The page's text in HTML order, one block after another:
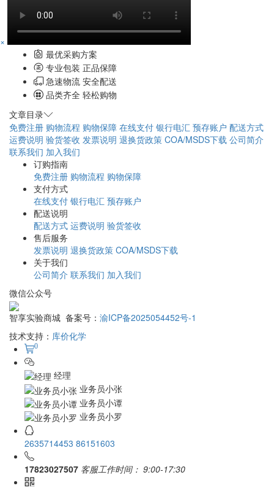
最优采购方案
专业包装 正品保障
急速物流 安全配送
品类齐全 轻松购物
文章目录
免费注册 购物流程 购物保障
运费说明 验货签收
联系我们 加入我们
订购指南
免费注册 购物流程
支付方式
在线支付 银行电汇 预存账户
配送说明
配送方式 运费说明 验货签收
售后服务
发票说明 退换货政策 COA/MSDS下载
关于我们
公司简介 联系我们 加入我们
微信公众号
智享实验商城 备案号：
技术支持： 库价化学
0
业务员小罗
263571445386151603
17823027507 客服工作时间：
微信公众号